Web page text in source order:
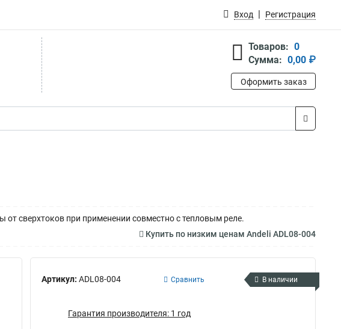
Вход Регистрация
Товаров: 0
Сумма: 0,00 ₽
Оформить заказ
сверхтоков при применении совместно с тепловым реле.
Купить по низким ценам Andeli ADL08-004
Артикул: ADL08-004 Сравнить В наличии
Гарантия производителя: 1 год